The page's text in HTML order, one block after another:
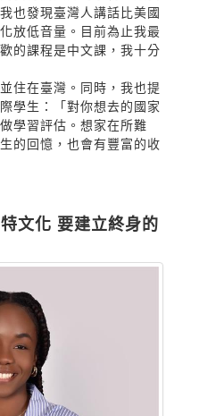
也發現臺灣人講話比美國
放低音量。目前為止我最
的課程是中文課，我十分
住在臺灣。同時，我也提
學生：「對你想去的國家
學習評估。想家在所難
的回憶，也會有豐富的收
文化 要建立終身的